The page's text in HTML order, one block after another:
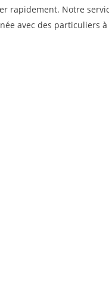
rapidement. Notre
avec des particuliers